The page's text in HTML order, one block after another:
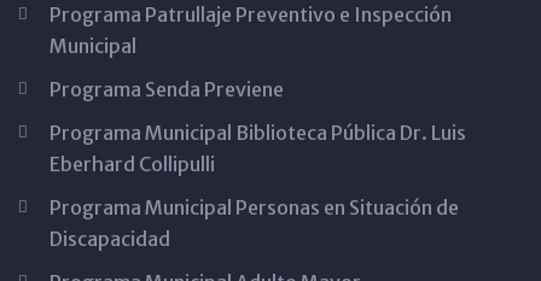
Programa Patrullaje Preventivo e Inspección
Municipal
Programa Senda Previene
Programa Municipal Biblioteca Pública Dr. Luis
Eberhard Collipulli
Programa Municipal Personas en Situación de
Discapacidad